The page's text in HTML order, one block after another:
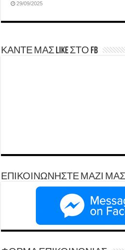
29/09/2025
ΚΑΝΤΕ ΜΑΣ LIKE ΣΤΟ FB
ΕΠΙΚΟΙΝΩΝΗΣΤΕ ΜΑΖΙ ΜΑΣ